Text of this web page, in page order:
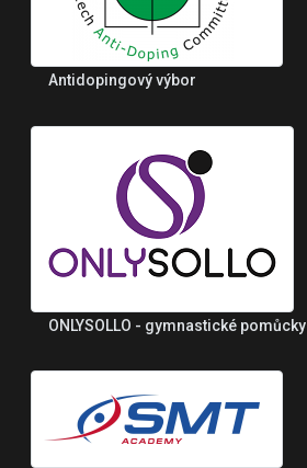
Antidopingový výbor
ONLYSOLLO - gymnastické pomůcky